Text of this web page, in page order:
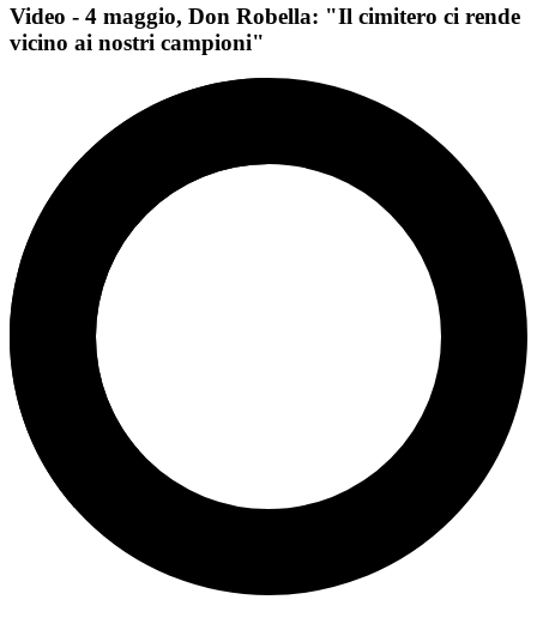
Video - 4 maggio, Don Robella: "Il cimitero ci rende
vicino ai nostri campioni"